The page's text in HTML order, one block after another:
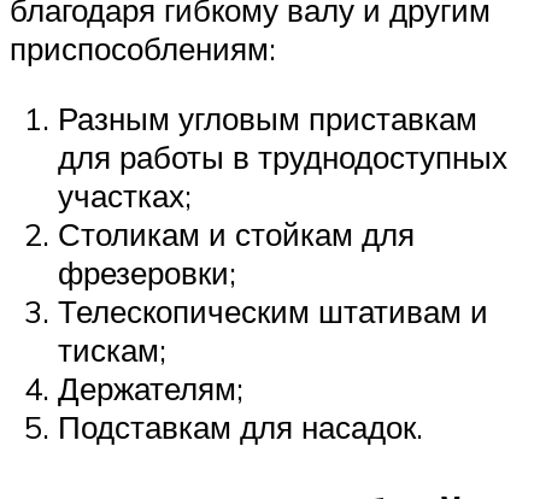
благодаря гибкому валу и другим
приспособлениям:
Разным угловым приставкам
для работы в труднодоступных
участках;
Столикам и стойкам для
фрезеровки;
Телескопическим штативам и
тискам;
Держателям;
Подставкам для насадок.